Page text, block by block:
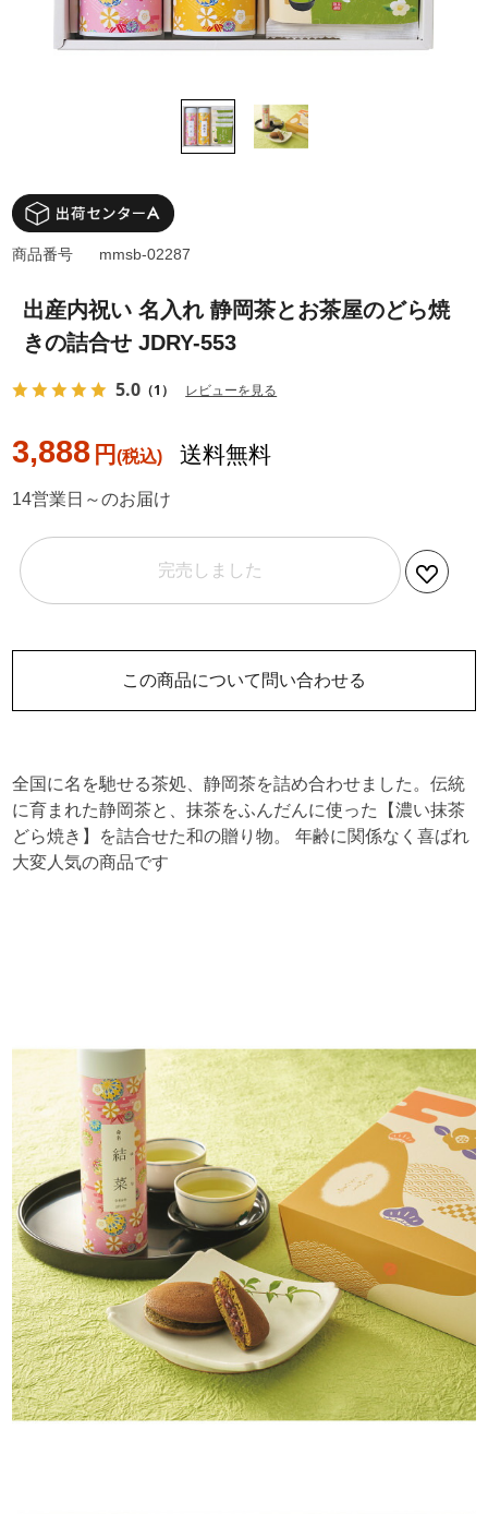
出産内祝い 名入れ 静岡茶とお茶屋のどら焼
きの詰合せ JDRY-553
5.0 （1） レビューを見る
3,888 円 送料無料
商品番号 mmsb-02287
14営業日～のお届け
完売しました
この商品について問い合わせる
全国に名を馳せる茶処、静岡茶を詰め合わせました。伝統
に育まれた静岡茶と、抹茶をふんだんに使った【濃い抹茶
どら焼き】を詰合せた和の贈り物。 年齢に関係なく喜ばれ
大変人気の商品です